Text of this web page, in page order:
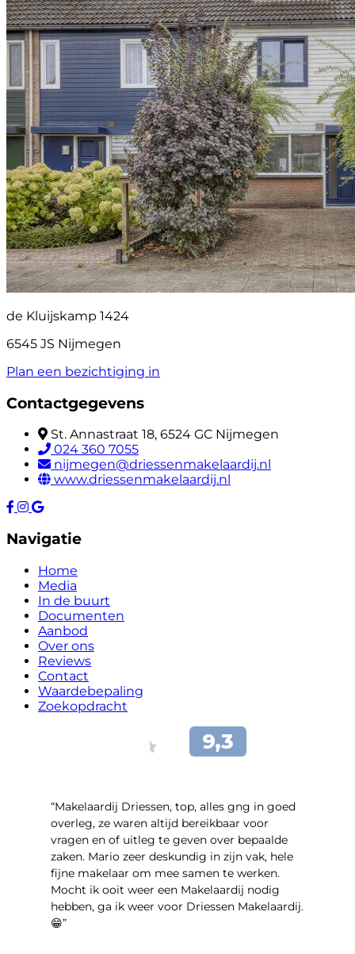
de Kluijskamp 1424
6545 JS Nijmegen
Plan een bezichtiging in
Contactgegevens
St. Annastraat 18, 6524 GC Nijmegen
024 360 7055
nijmegen@driessenmakelaardij.nl
www.driessenmakelaardij.nl
Navigatie
Home
Media
In de buurt
Documenten
Aanbod
Over ons
Reviews
Contact
Waardebepaling
Zoekopdracht
“Makelaardij Driessen, top, alles gng in goed
overleg, ze waren altijd bereikbaar voor
vragen en of uitleg te geven over bepaalde
zaken. Mario zeer deskundig in zijn vak, hele
fijne makelaar om mee samen te werken.
Mocht ik ooit weer een Makelaardij nodig
hebben, ga ik weer voor Driessen Makelaardij.
😁”